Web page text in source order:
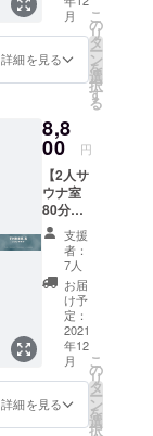
げてい
ただき
まし
た。 ＜
りブレ
ンド：
清涼感
のある
フレッ
シュな
ハーブ
の香
り こ
こちブ
レン
ド ：
心やさ
しく穏
やかに
なるグ
リーン
（送料
込） ※
販売予
定価格
より10
引き 職
人さん
が1つず
つ丁寧
にハン
ドメイ
ドで作
られた
サウナ
ハット
です。
初回限
定色で
お届け
いたし
ます。
今後皆
月
詳細を見る
こ
の
リ
タ
ー
ン
を
選
択
す
る
8,8
00 円
【2人サ
ウナ室
80分利
用権】
（同性
のみ）
※販売価
格より
10-20％
引き ※
有効期
OPEN
より1年
※2人用
支援
者：
7人
お届
け予
定：
2021
年12
月
詳細を見る
こ
の
リ
タ
ー
ン
を
選
択